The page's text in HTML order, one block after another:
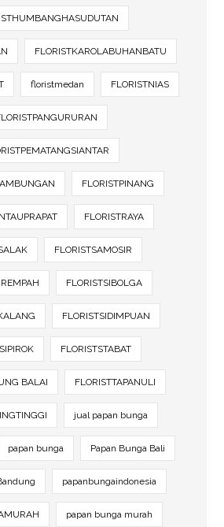
FLORISTKAROLABUHANBATU
floristmedan FLORISTNIAS
FLORISTPINANG
FLORISTRAYA
FLORISTSAMOSIR
FLORISTSIBOLGA
FLORISTSIDIMPUAN
FLORISTSTABAT
BALAI FLORISTTAPANULI
jual papan bunga
papan bunga Papan Bunga Bali
papanbungaindonesia
papan bunga murah